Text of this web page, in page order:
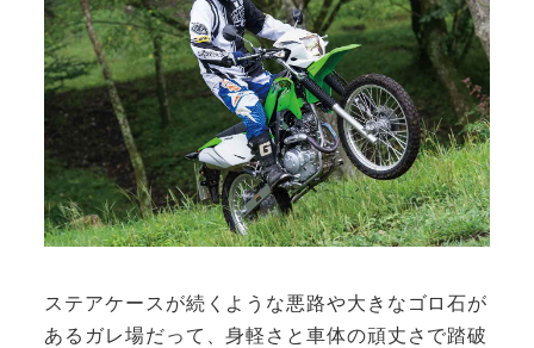
ステアケースが続くような悪路や大きなゴロ石が
あるガレ場だって、身軽さと車体の頑丈さで踏破